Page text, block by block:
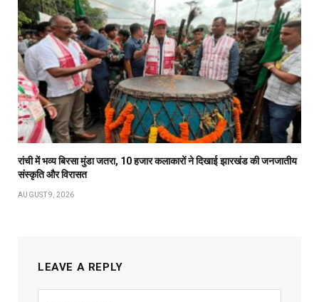
रांची में भव्य बिरसा मुंडा जतरा, 10 हजार कलाकारों ने दिखाई झारखंड की जनजातीय
संस्कृति और विरासत
AUGUST 9, 2026
LEAVE A REPLY